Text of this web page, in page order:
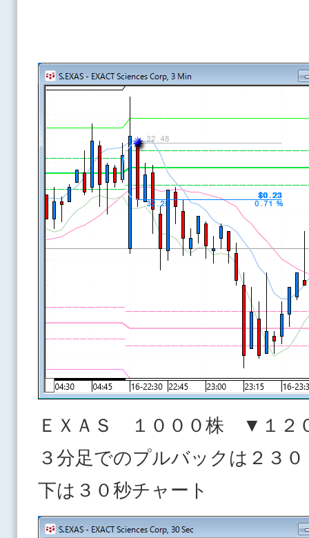
ＥＸＡＳ １０００株 ▼１２
３分足でのプルバックは２３
下は３０秒チャート